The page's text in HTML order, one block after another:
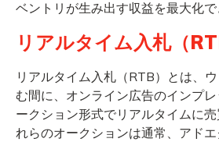
ベントリが生み出す収益を最大化で
リアルタイム入札（
リアルタイム入札（RTB）とは、
む間に、オンライン広告のインプ
ークション形式でリアルタイムに
れらのオークションは通常、アド